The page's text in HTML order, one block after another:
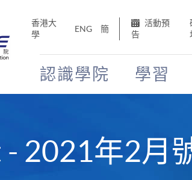
香港大
學
ENG 簡
活動預
告
認識學院 學習
- 2021年2